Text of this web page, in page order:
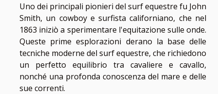
Uno dei principali pionieri del surf equestre fu John
Smith, un cowboy e surfista californiano, che nel
1863 iniziò a sperimentare l'equitazione sulle onde.
Queste prime esplorazioni derano la base delle
tecniche moderne del surf equestre, che richiedono
un perfetto equilibrio tra cavaliere e cavallo,
nonché una profonda conoscenza del mare e delle
sue correnti.